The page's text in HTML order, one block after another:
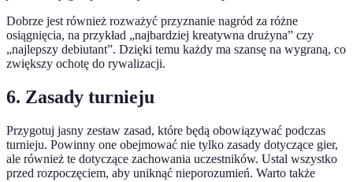
Dobrze jest również rozważyć przyznanie nagród za różne
osiągnięcia, na przykład „najbardziej kreatywna drużyna” czy
„najlepszy debiutant”. Dzięki temu każdy ma szansę na wygraną, co
zwiększy ochotę do rywalizacji.
6. Zasady turnieju
Przygotuj jasny zestaw zasad, które będą obowiązywać podczas
turnieju. Powinny one obejmować nie tylko zasady dotyczące gier,
ale również te dotyczące zachowania uczestników. Ustal wszystko
przed rozpoczęciem, aby uniknąć nieporozumień. Warto także